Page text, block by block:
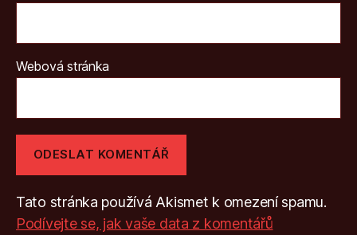
Webová stránka
Tato stránka používá Akismet k omezení spamu.
Podívejte se, jak vaše data z komentářů